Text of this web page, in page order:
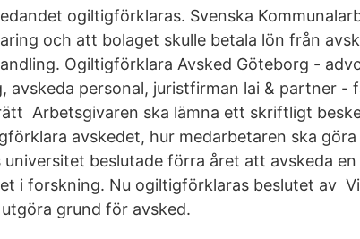
ogiltigförklaras. Svenska
och att bolaget skulle betala lön från
Ogiltigförklara Avsked Göteborg -
avskeda personal, juristfirman lai & partner -
Arbetsgivaren ska lämna ett skriftligt
avskedet, hur medarbetaren ska
beslutade förra året att avskeda
i forskning. Nu ogiltigförklaras beslutet av
grund för avsked.